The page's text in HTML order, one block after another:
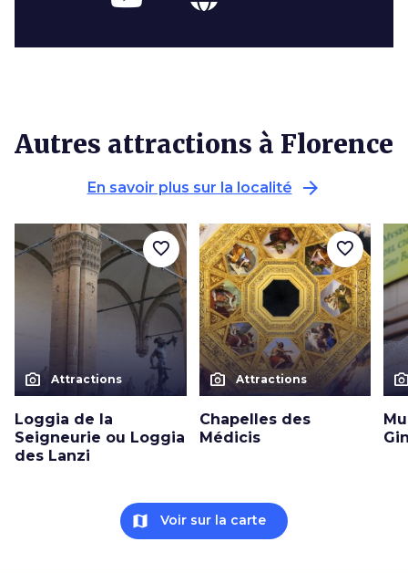
Autres attractions à Florence
En savoir plus sur la localité arrow_forward
photo_camera Attractions
Loggia de la
Seigneurie ou Loggia
des Lanzi
favorite_border
photo_camera Attractions
Chapelles des
Médicis
favorite_border
map Voir sur la carte